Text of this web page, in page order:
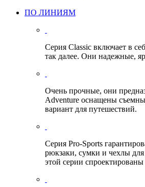
ПО ЛИНИЯМ
Серия Classic включает в
так далее. Они надежные,
Очень прочные, они
Adventure оснащены
вариант для путешествий.
Серия Pro-Sports
рюкзаки, сумки и чехлы
этой серии